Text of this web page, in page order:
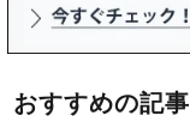
おすすめの記事